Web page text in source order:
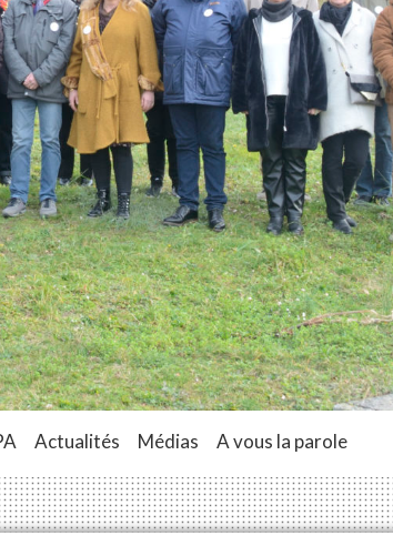
Actualités Médias A vous la parole